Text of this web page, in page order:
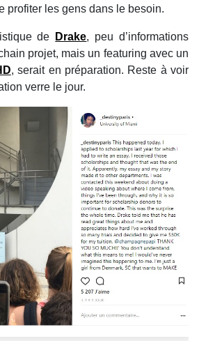
profiter les gens dans le besoin.
de Drake, peu d’informations
projet, mais un featuring avec un
, serait en préparation. Reste à voir
verre le jour.